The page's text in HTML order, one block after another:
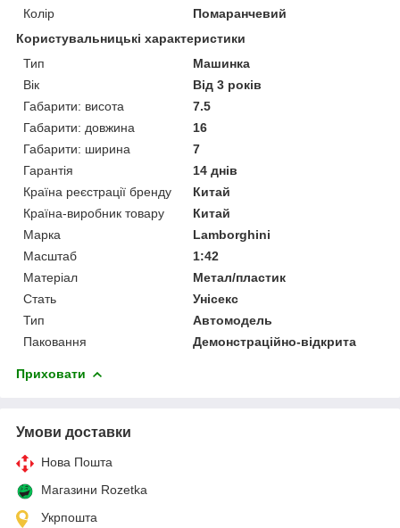
Колір
Помаранчевий
Користувальницькі характеристики
Тип
Машинка
Вік
Від 3 років
Габарити: висота
7.5
Габарити: довжина
16
Габарити: ширина
7
Гарантія
14 днів
Країна реєстрації бренду
Китай
Країна-виробник товару
Китай
Марка
Lamborghini
Масштаб
1:42
Матеріал
Метал/пластик
Стать
Унісекс
Тип
Автомодель
Паковання
Демонстраційно-відкрита
Приховати
Умови доставки
Нова Пошта
Магазини Rozetka
Укрпошта